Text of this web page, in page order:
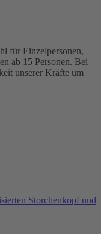
für Einzelpersonen,
ab 15 Personen. Bei
unserer Kräfte um